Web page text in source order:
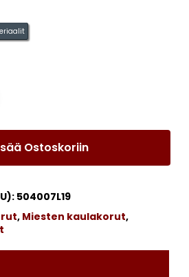
Ostoskoriin
504007L19
, Miesten kaulakorut,